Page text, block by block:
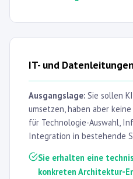
IT- und Datenleitungen
Ausgangslage: Sie sollen
umsetzen, haben aber
für Technologie-Auswahl,
Integration in bestehende
Sie erhalten eine
konkreten Architektur-